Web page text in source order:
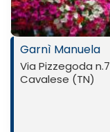
Garnì Manuela
Via Pizzegoda n.7
Cavalese (TN)